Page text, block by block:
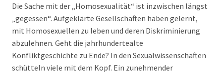
Die Sache mit der „Homosexualität“ ist inzwischen längst
„gegessen“. Aufgeklärte Gesellschaften haben gelernt,
mit Homosexuellen zu leben und deren Diskriminierung
abzulehnen. Geht die jahrhundertealte
Konfliktgeschichte zu Ende? In den Sexualwissenschaften
schütteln viele mit dem Kopf. Ein zunehmender